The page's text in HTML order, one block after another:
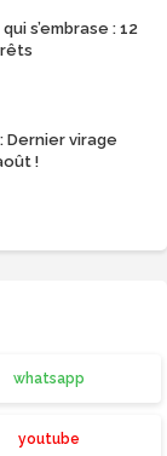
s’embrase : 12
Dernier virage
!
whatsapp
youtube